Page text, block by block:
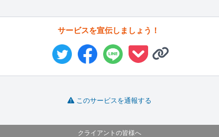
サービスを宣伝しましょう！
このサービスを通報する
クライアントの皆様へ